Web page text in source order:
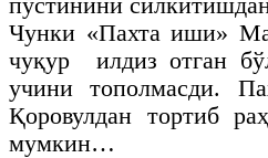
пўстинини
Чунки «Пахта иши»
чуқур илдиз отган
учини тополмасди.
Қоровулдан тортиб
мумкин…